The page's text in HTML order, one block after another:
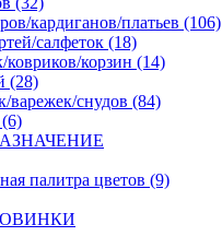
кардиганов/платьев (106)
салфеток (18)
ковриков/корзин (14)
(28)
варежек/снудов (84)
палитра цветов (9)
НОВИНКИ